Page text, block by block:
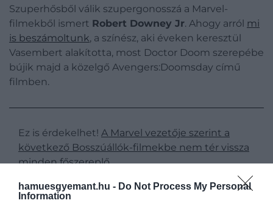
hamuesgyemant.hu - Do Not Process My Personal
Information
Szuperhősből válik szupergonosszá a Marvel-
filmekből ismert Robert Downey Jr. Ahogy arról mi
is beszámoltunk, a színész, aki éveken keresztül
Vasembert alakította, most Doctor Doom szerepébe
bújik majd a közelgő Avengers:Doomsday című
filmben.
Ez is érdekelhet! A Marvel vezetője szerint a
következő Bosszúállók-filmekbe nem tér vissza
minden főszereplő